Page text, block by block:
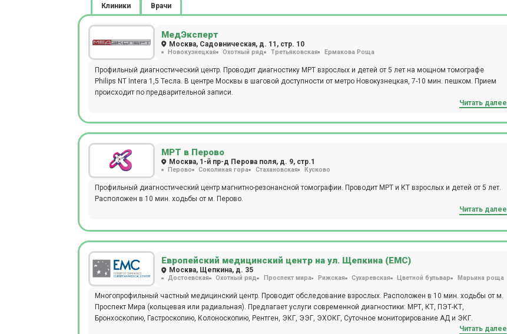
Клиники Врачи
МедЭксперт
Москва, Садовническая, д. 11, стр. 10
Новокузнецкая Охотный ряд Третьяковская Ермакова Роща
Профильный диагностический центр. Проводит диагностику МРТ взрослых и детей от 5 лет на мощном томографе
Philips NT Intera 1,5 Тесла. В центре Москвы в шаговой доступности от метро Новокузнецкая, 7-10 мин. пешком. Прием
происходит по предварительной записи.
Читать далее
МРТ в Перово
Москва, 1-й пр-д Перова поля, д. 9, стр.1
Перово Соколиная гора Стахановская Кусково
Профильный диагностический центр магнитно-резонансной томографии. Проводит МРТ и КТ взрослых и детей от 5 лет.
Расположен в 10 мин. ходьбы от м. Перово.
Читать далее
Европейский медицинский центр на ул. Щепкина (ЕМС)
Москва, Щепкина, д. 35
Достоевская Охотный ряд Проспект мира Рижская Сухаревская Цветной бульвар Марьина роща
Многопрофильный частный медицинский центр. Проводит обследование взрослых. Расположен в 10 мин. ходьбы от м.
Проспект Мира (кольцевая или радиальная). Предлагает услуги современной диагностики: МРТ, КТ, ПЭТ-КТ,
Бронхоскопию, Гастроскопию, Колоноскопию, Рентген, ЭКГ, ЭЭГ, ЭХОКГ, Суточное мониторирование АД и ЭКГ.
Читать далее